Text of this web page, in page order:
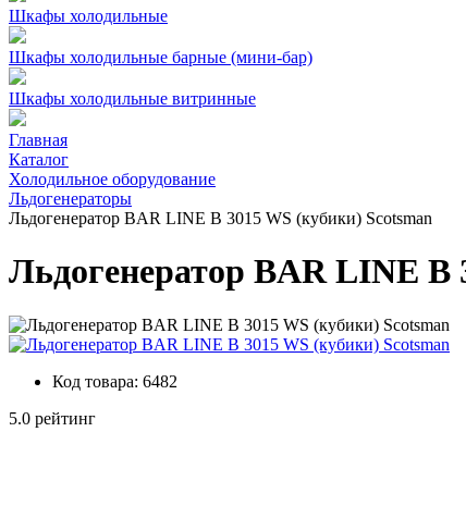
Шкафы холодильные
Шкафы холодильные барные (мини-бар)
Шкафы холодильные витринные
Главная
Каталог
Холодильное оборудование
Льдогенераторы
Льдогенератор BAR LINE B 3015 WS (кубики) Scotsman
Льдогенератор BAR LINE B
Код товара: 6482
5.0 рейтинг